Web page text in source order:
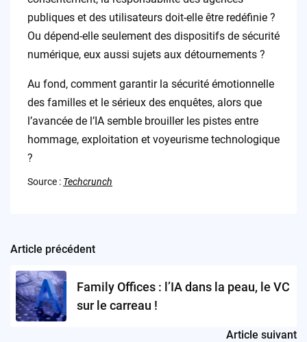
publiques et des utilisateurs doit-elle être redéfinie ?
Ou dépend-elle seulement des dispositifs de sécurité
numérique, eux aussi sujets aux détournements ?
Au fond, comment garantir la sécurité émotionnelle
des familles et le sérieux des enquêtes, alors que
l’avancée de l’IA semble brouiller les pistes entre
hommage, exploitation et voyeurisme technologique
?
Source : Techcrunch
Post
navigation
Article précédent
Family Offices : l’IA dans la peau, le VC
sur le carreau !
Article suivant